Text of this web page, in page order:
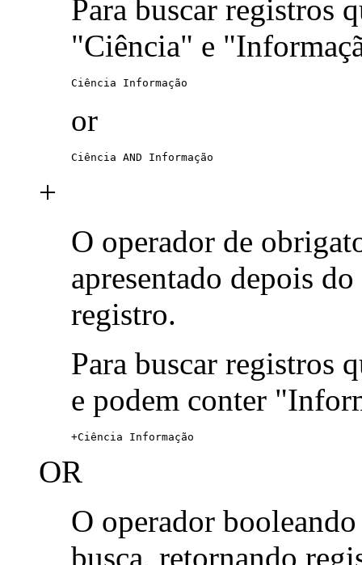
Para buscar registros
"Ciência" e
Ciência Informação
or
Ciência AND Informação
+
O operador de
apresentado depois
registro.
Para buscar registros
e podem conter
+Ciência Informação
OR
O operador
busca, retornando